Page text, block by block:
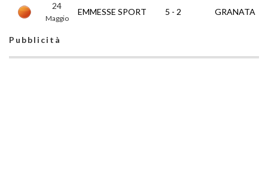
24
Maggio
EMMESSE SPORT 5 - 2 GRANATA
Pubblicità